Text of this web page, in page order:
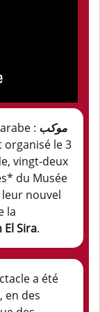
:
organisé le 3
vingt-deux
du Musée
nouvel
la
El Sira.
a été
en des